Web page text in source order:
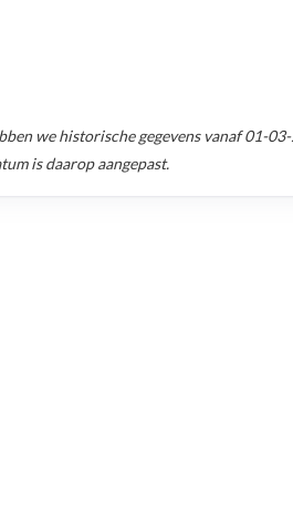
we historische gegevens vanaf01-
is daarop aangepast.